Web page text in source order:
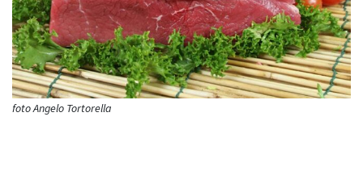
foto Angelo Tortorella